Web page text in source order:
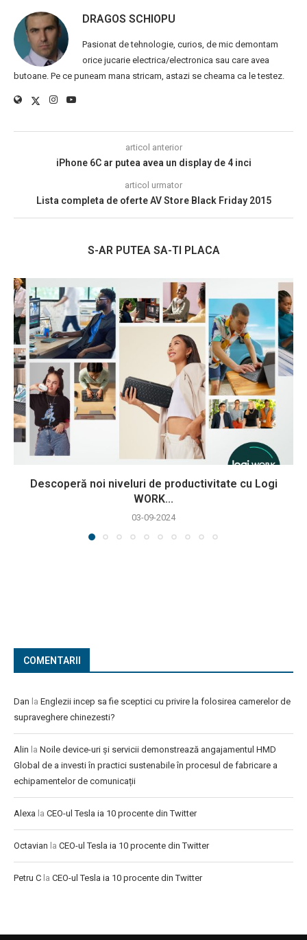
DRAGOS SCHIOPU
Pasionat de tehnologie, curios, de mic demontam
orice jucarie electrica/electronica sau care avea
butoane. Pe ce puneam mana stricam, astazi se cheama ca le testez.
articol anterior
iPhone 6C ar putea avea un display de 4 inci
articol urmator
Lista completa de oferte AV Store Black Friday 2015
S-AR PUTEA SA-TI PLACA
Descoperă noi niveluri de productivitate cu Logi
WORK...
03-09-2024
COMENTARII
Dan la Englezii incep sa fie sceptici cu privire la folosirea camerelor de
supraveghere chinezesti?
Alin la Noile device-uri și servicii demonstrează angajamentul HMD
Global de a investi în practici sustenabile în procesul de fabricare a
echipamentelor de comunicații
Alexa la CEO-ul Tesla ia 10 procente din Twitter
Octavian la CEO-ul Tesla ia 10 procente din Twitter
Petru C la CEO-ul Tesla ia 10 procente din Twitter